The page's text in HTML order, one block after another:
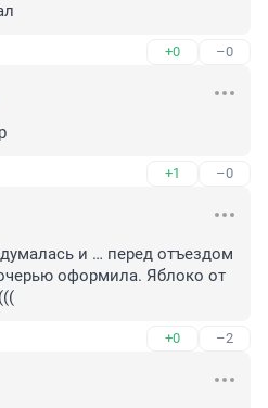
+0 –0
+1 –0
и … перед отъездом
оформила. Яблоко от
+0 –2